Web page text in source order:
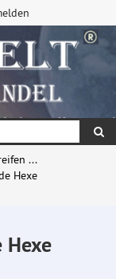
...
Hexe